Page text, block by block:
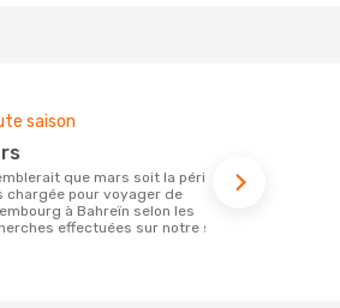
saison
chargée pour voyager de
à Bahreïn selon les
effectuées sur notre site.